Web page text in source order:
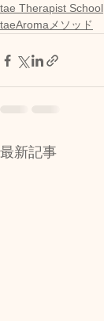
tae Therapist School
taeAromaメソッド
最新記事